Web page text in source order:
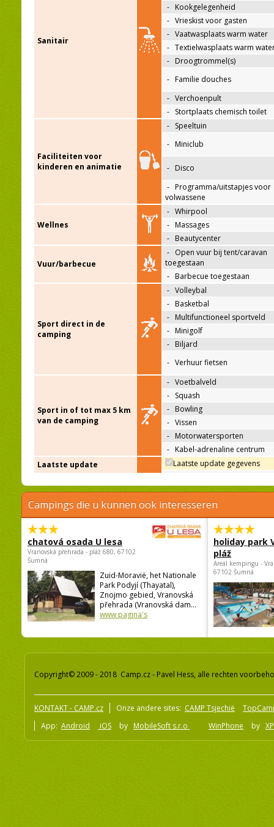
Sanitair
- Kookgelegenheid
- Vrieskist voor gasten
- Vaatwasplaats warm water
- Textielwasplaats warm
- Droogtrommel(s)
- Familie douches
- Verchoenpult
- Stortplaats chemisch toilet
Faciliteiten voor
kinderen en animatie
- Speeltuin
- Miniclub
- Disco
- Programma/uitstapjes voor
volwassene
Wellnes
- Whirpool
- Massages
- Beautycenter
Vuur/barbecue
- Open vuur bij tent/caravan
toegestaan
- Barbecue toegestaan
Sport direct in de
camping
- Volleybal
- Basketbal
- Multifunctioneel sportveld
- Minigolf
- Biljard
- Verhuur fietsen
Sport in of tot max 5 km
van de camping
- Voetbalveld
- Squash
- Bowling
- Vissen
- Motorwatersporten
- Kabel-adrenaline centrum
Laatste update
Laatste update gegevens
Campings die u kunnen ook interesseren
chatová osada U lesa
Vranovská přehrada - pláž 680, 67102
Šumná
Zuid-Moravië, het Nationale
Park Podyjí (Thayatal),
Znojmo gebied, Vranovská
přehrada (Vranovská dam...
www pagina's
holiday park
pláž
Areál kempingu -
67102 Šumná
Copyright© 2009 - 2018 Camp.cz - Pavel Hess, alle rechten
KONTAKT - CAMP.cz Onze andere sites: CAMP Tsjechië
App: Android iOS by MobileSoft s.r.o WinPhone by